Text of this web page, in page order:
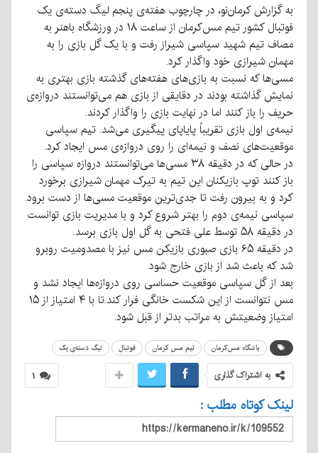
به گزارش کرمان‌نو، در چارچوب هفته‌ی پنجم لیگ دسته‌ی یک
فوتبال کشور تیم مس‌کرمان از ساعت ۱۸ در ورزشگاه باهنر به
مصاف تیم شهید سپاسی شیراز رفت و با یک گل بازی را به
مهمان شیرازی خود واگذار کرد.
مسی‌ها که نسبت به بازی‌های هفته‌های گذشته بازی بهتری به
نمایش گذاشته بودند در دقایقی از بازی هم می‌توانستند دروازه‌ی
حریف را باز کنند اما در نهایت بازی را واگذار کردند.
نیمه‌ی اول بازی تقریباً پایاپای پیگیری می‌شد. تیم سپاسی
موقعیت‌های نصف و نیمه‌ای را روی دروازه‌ی مس ایجاد کرد.
در حالی که در دقیقه ۳۸ مسی‌ها می‌توانستند دروازه سپاسی را
باز کنند توپ بازیکنان این تیم به تیرک مهمان شیرازی برخورد
کرد و به بیرون رفت تا جدی‌ترین موقعیت مسی‌ها از دست برود.
سپاسی نیمه‌ی دوم را بهتر شروع کرد و با مدیریت بازی توانست
در دقیقه ۵۸ توسط علی فتحی به گل اول بازی برسد.
در دقیقه ۶۵ بازی صبوری بازیکن مس نیز با مصدومیت روبرو
شد که باعث شد از بازی خارج شود.
بعد از گل سپاسی موقعیت حساسی روی دروازه‌ها ایجاد نشد و
مس نتوانست از این شکست خانگی فرار کند.
تا با ۴ امتیاز از ۱۵
امتیاز وضعیتش به مراتب بدتر از قبل شود.
باشگاه مس‌کرمان تیم مس کرمان فوتبال لیگ دسته‌ی یک
۱ به اشتراک گذاری
لینک کوتاه مطلب :